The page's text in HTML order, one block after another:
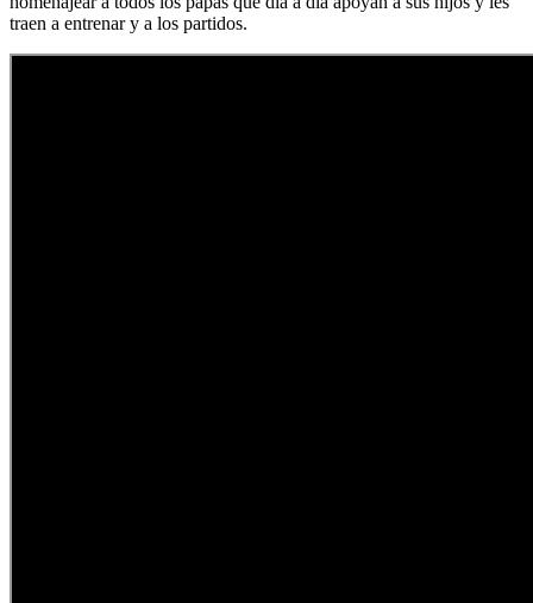
traen a entrenar y a los partidos.